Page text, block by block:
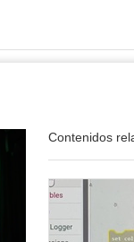
Contenidos